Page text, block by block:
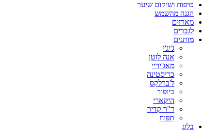
טיפוח ושיקום שיער
הגנה מהשמש
מארזים
לגברים
מותגים
ג'יג'י
אנה לוטן
מאג'יריי
כריסטינה
ל'ברלקס
ביופור
היקארי
ד"ר קדיר
תפוח
בלוג